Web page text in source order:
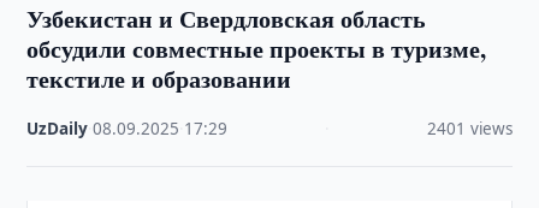
Узбекистан и Свердловская область
обсудили совместные проекты в туризме,
текстиле и образовании
UzDaily ·08.09.2025 17:29 2401 views